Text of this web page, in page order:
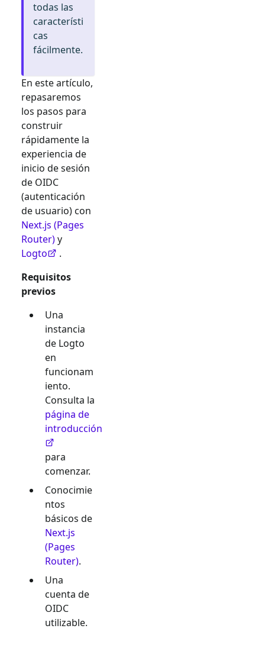
todas las
característi
cas
fácilmente.
En este artículo,
repasaremos
los pasos para
construir
rápidamente la
experiencia de
inicio de sesión
de OIDC
(autenticación
de usuario) con
Next.js (Pages
Router)y
Logto
.
Requisitos
previos
Una
instancia
de Logto
en
funcionam
iento.
Consulta la
página de
introducción
para
comenzar.
Conocimie
ntos
básicos de
Next.js
(Pages
Router).
Una
cuenta de
OIDC
utilizable.